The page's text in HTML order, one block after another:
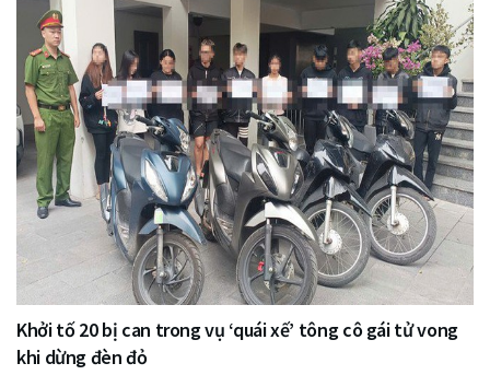
Khởi tố 20 bị can trong vụ ‘quái xế’ tông cô gái tử vong
khi dừng đèn đỏ